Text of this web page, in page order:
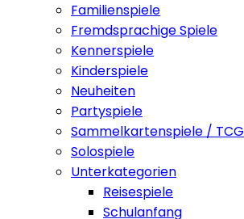
Familienspiele
Fremdsprachige Spiele
Kennerspiele
Kinderspiele
Neuheiten
Partyspiele
Sammelkartenspiele / TCG
Solospiele
Unterkategorien
Reisespiele
Schulanfang